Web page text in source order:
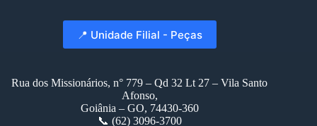
📍 Unidade Filial - Peças
Rua dos Missionários, n° 779 – Qd 32 Lt 27 – Vila Santo
Afonso,
Goiânia – GO, 74430-360
📞 (62) 3096-3700